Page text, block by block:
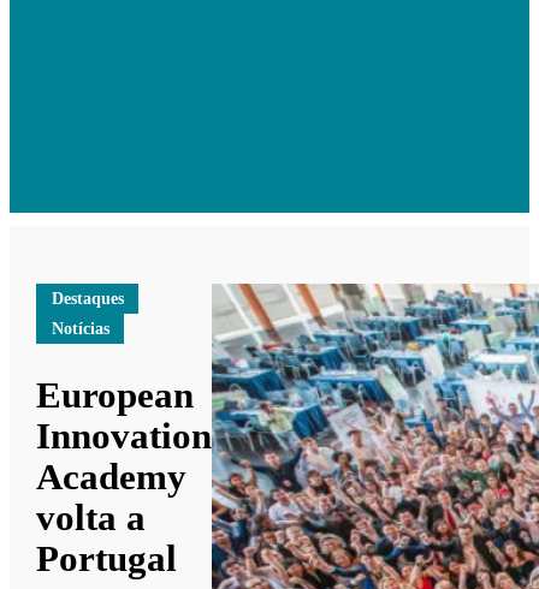
Destaques
Notícias
European
Innovation
Academy
volta a
Portugal